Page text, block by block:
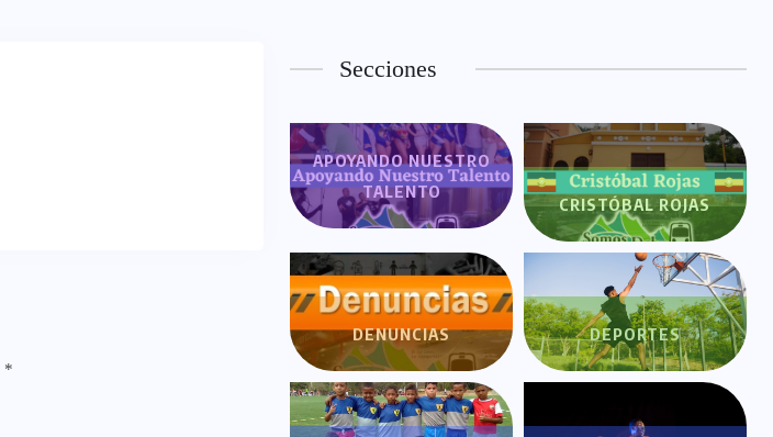
*
Secciones
APOYANDO NUESTRO
TALENTO
CRISTÓBAL ROJAS
DENUNCIAS DEPORTES